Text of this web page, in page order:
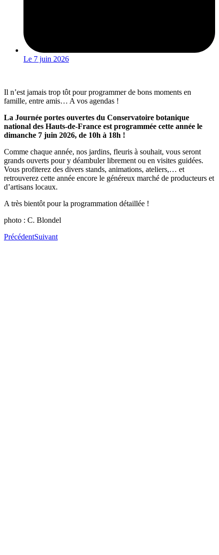
Le 7 juin 2026
Il n’est jamais trop tôt pour programmer de bons moments en
famille, entre amis… A vos agendas !
La Journée portes ouvertes du Conservatoire botanique
national des Hauts-de-France est programmée cette année le
dimanche 7 juin 2026, de 10h à 18h !
Comme chaque année, nos jardins, fleuris à souhait, vous seront
grands ouverts pour y déambuler librement ou en visites guidées.
Vous profiterez des divers stands, animations, ateliers,… et
retrouverez cette année encore le généreux marché de producteurs et
d’artisans locaux.
A très bientôt pour la programmation détaillée !
photo : C. Blondel
PrécédentSuivant